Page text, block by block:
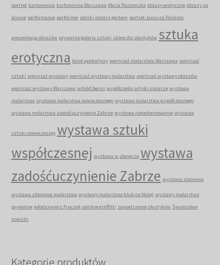
portret kartonovnia kartonovnia Warszawa Maria Poziomska obrazy erotyczne obrazy na
ścianie performance performer polski malarz gestem portret Janusza Palikota
prezentacja obrazów prywatna galeria sztuki sklep dla plastyków sztuka
erotyczna tarot apokalipsy wernisaż malarstwa Warszawa wernisaż
sztuki wernisaż wystawy wernisaż wystawy malarstwa wernisaż wystawy obrazów
wernisaż wystawy Warszawa witold berus współcześni artyści malarze wystawa
malarstwa wystawa malarstwa nowoczesnego wystawa malarstwa współczesnego
wystawa malarstwa zadośćuczynienie Zabrze wystawa niepohamowanie wystawa
sztuki nowoczesnej wystawa sztuki
współczesnej wystawa w plenerze wystawa
zadośćuczynienie Zabrze wystawa zbiorowa
wystawa zbiorowa malarstwa wystawy malarstwa klub na Hożej wystawy malarstwa
prywatne włodzimierz Fruczek polskie graffitti zaopatrzenie plastyków Światosław
nowicki
Kategorie produktów